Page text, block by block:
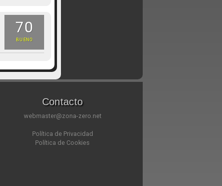
70
BUENO
Contacto
webmaster@zona-zero.net
Política de Privacidad
Política de Cookies